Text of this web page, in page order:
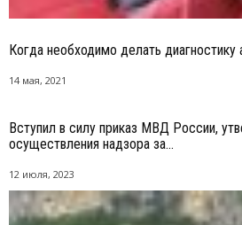
Когда необходимо делать диагностику
14 мая, 2021
Вступил в силу приказ МВД России,
осуществления надзора за...
12 июля, 2023